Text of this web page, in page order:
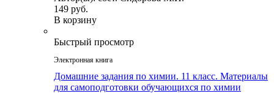
149 руб.
В корзину
Быстрый просмотр
Электронная книга
Домашние задания по химии. 11 класс. Материалы
для самоподготовки обучающихся по химии